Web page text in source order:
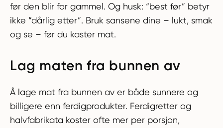
før den blir for gammel. Og husk: “best før” betyr
ikke “dårlig etter”. Bruk sansene dine – lukt, smak
og se – før du kaster mat.
Lag maten fra bunnen av
Å lage mat fra bunnen av er både sunnere og
billigere enn ferdigprodukter. Ferdigretter og
halvfabrikata koster ofte mer per porsjon,